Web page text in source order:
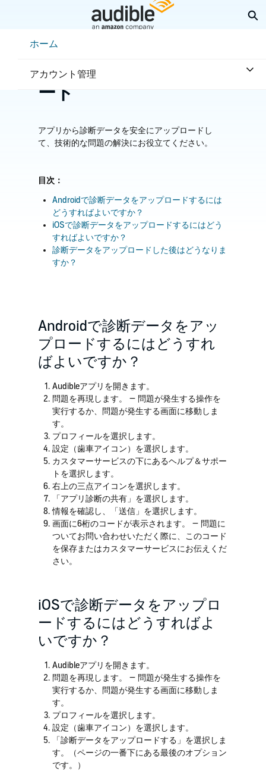
ホーム
アカウント管理
ホーム
診断データのアップロ
ード
アプリから診断データを安全にアップロードし
て、技術的な問題の解決にお役立てください。
目次：
Androidで診断データをアップロードするには
どうすればよいですか？
iOSで診断データをアップロードするにはどう
すればよいですか？
診断データをアップロードした後はどうなりま
すか？
Androidで診断データをアッ
プロードするにはどうすれ
ばよいですか？
Audibleアプリを開きます。
問題を再現します。 — 問題が発生する操作を
実行するか、問題が発生する画面に移動しま
す。
プロフィールを選択します。
設定（歯車アイコン）を選択します。
カスタマーサービスの下にあるヘルプ＆サポー
トを選択します。
右上の三点アイコンを選択します。
「アプリ診断の共有」を選択します。
情報を確認し、「送信」を選択します。
画面に6桁のコードが表示されます。 — 問題に
ついてお問い合わせいただく際に、このコード
を保存またはカスタマーサービスにお伝えくだ
さい。
iOSで診断データをアップロ
ードするにはどうすればよ
いですか？
Audibleアプリを開きます。
問題を再現します。 — 問題が発生する操作を
実行するか、問題が発生する画面に移動しま
す。
プロフィールを選択します。
設定（歯車アイコン）を選択します。
「診断データをアップロードする」を選択しま
す。（ページの一番下にある最後のオプション
です。）